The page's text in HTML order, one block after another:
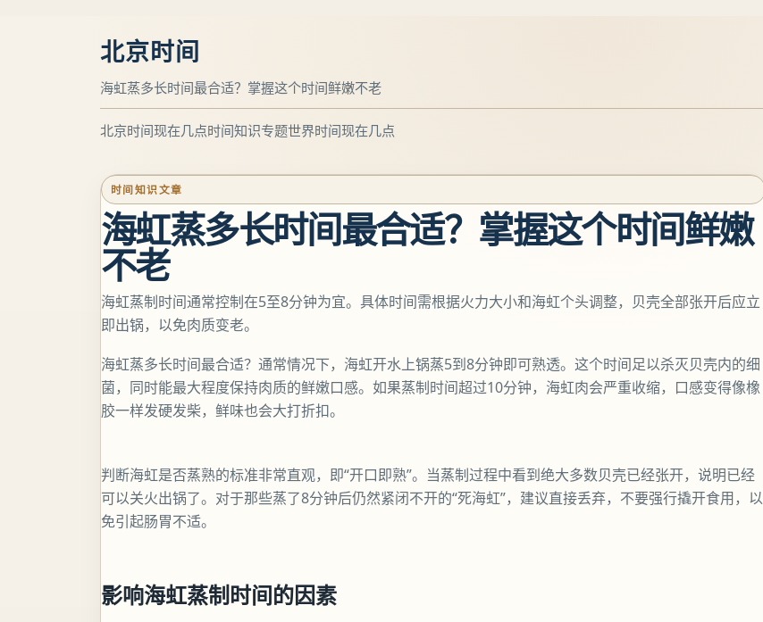
北京时间
海虹蒸多长时间最合适？掌握这个时间鲜嫩不老
北京时间现在几点时间知识专题世界时间现在几点
时间知识文章
海虹蒸多长时间最合适？掌握这个时间鲜嫩
不老
海虹蒸制时间通常控制在5至8分钟为宜。具体时间需根据火力大小和海虹个头调整，贝壳全部张开后应立
即出锅，以免肉质变老。
海虹蒸多长时间最合适？通常情况下，海虹开水上锅蒸5到8分钟即可熟透。这个时间足以杀灭贝壳内的细
菌，同时能最大程度保持肉质的鲜嫩口感。如果蒸制时间超过10分钟，海虹肉会严重收缩，口感变得像橡
胶一样发硬发柴，鲜味也会大打折扣。
判断海虹是否蒸熟的标准非常直观，即“开口即熟”。当蒸制过程中看到绝大多数贝壳已经张开，说明已经
可以关火出锅了。对于那些蒸了8分钟后仍然紧闭不开的“死海虹”，建议直接丢弃，不要强行撬开食用，以
免引起肠胃不适。
影响海虹蒸制时间的因素